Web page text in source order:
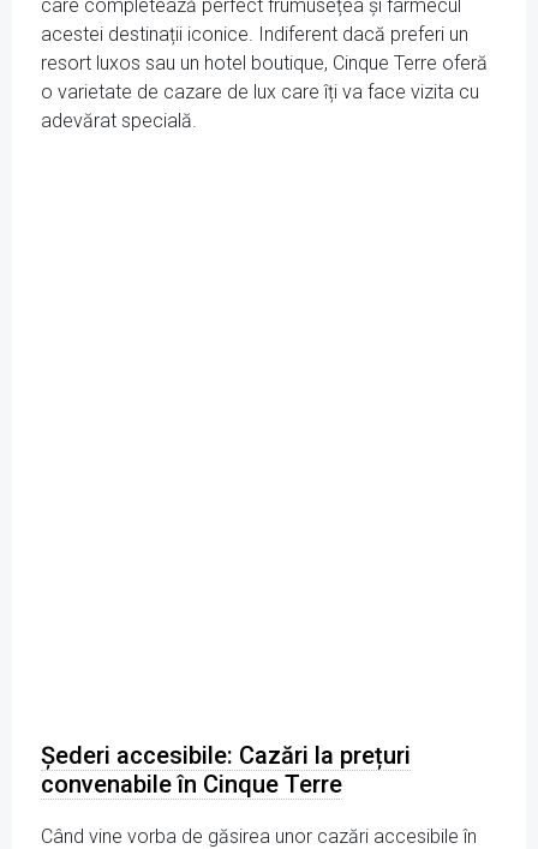
care completează perfect frumusețea și farmecul
acestei destinații iconice. Indiferent dacă preferi un
resort luxos sau un hotel boutique, Cinque Terre oferă
o varietate de cazare de lux care îți va face vizita cu
adevărat specială.
Șederi accesibile: Cazări la prețuri
convenabile în Cinque Terre
Când vine vorba de găsirea unor cazări accesibile în